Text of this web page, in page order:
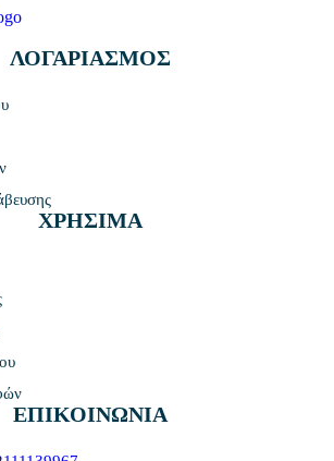
ΛΟΓΑΡΙΑΣΜΟΣ
ΧΡΗΣΙΜΑ
ΕΠΙΚΟΙΝΩΝΙΑ